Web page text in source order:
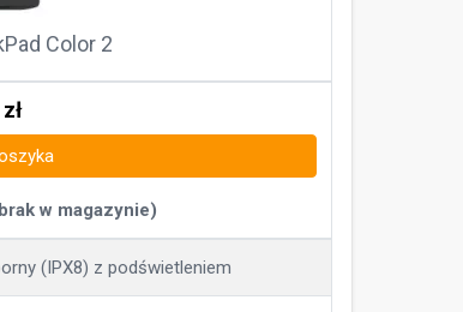
Color 2
w magazynie)
(IPX8) z podświetleniem